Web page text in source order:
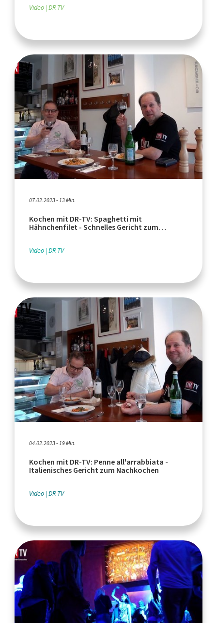
Video DR-TV
07.02.2023 - 13 Min.
Kochen mit DR-TV: Spaghetti mit
Hähnchenfilet - Schnelles Gericht zum
Video DR-TV
04.02.2023 - 19 Min.
Kochen mit DR-TV: Penne all'arrabbiata -
Italienisches Gericht zum Nachkochen
Video DR-TV